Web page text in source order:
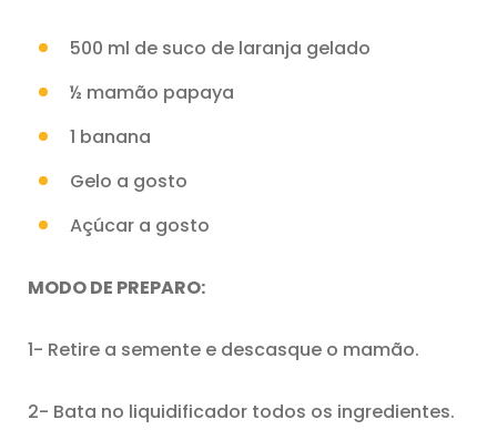
500 ml de suco de laranja gelado
½ mamão papaya
1 banana
Gelo a gosto
Açúcar a gosto
MODO DE PREPARO:
1- Retire a semente e descasque o mamão.
2- Bata no liquidificador todos os ingredientes.